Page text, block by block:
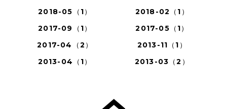
2018-05（1）
2018-02（1）
2017-09（1）
2017-05（1）
2017-04（2）
2013-11（1）
2013-04（1）
2013-03（2）